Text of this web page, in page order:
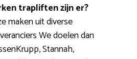
trapliften zijn er?
maken uit diverse
We doelen dan
Stannah,